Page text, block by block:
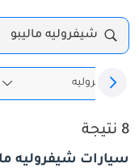
شيفروليه ماليبو
شيفروليه
8 نتيجة
سيارات شيفروليه